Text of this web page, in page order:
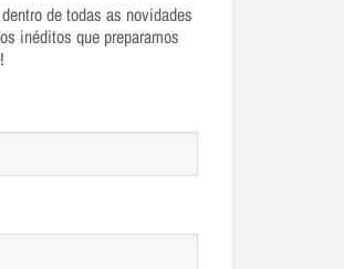
de todas as novidades
inéditos que preparamos